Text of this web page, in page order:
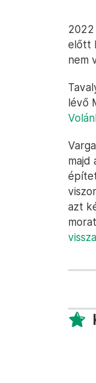
2022
előtt
nem
lévő
majd
azt